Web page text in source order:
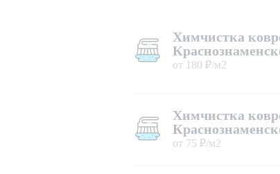
Химчистка
от 180 ₽/м2
Химчистка
от 75 ₽/м2